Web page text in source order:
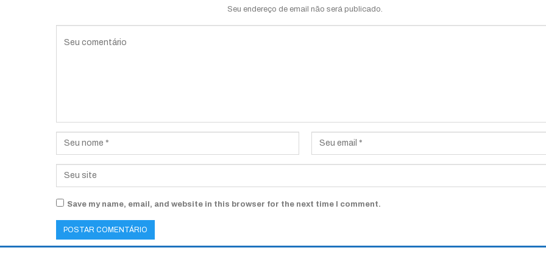
Seu endereço de email não será publicado.
Save my name, email, and website in this browser for the next time I comment.